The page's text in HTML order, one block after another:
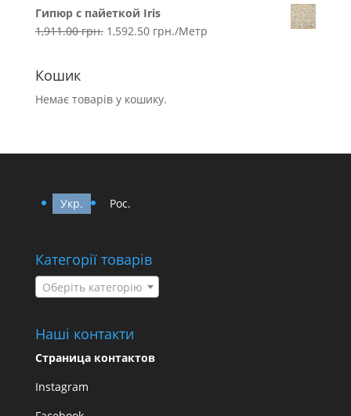
Гипюр с пайеткой Iris
1,911.00грн. 1,592.50 грн./Метр
Кошик
Немає товарів у кошику.
Укр. Рос.
Категорії товарів
Оберіть категорію
Наші контакти
Страница контактов
Instagram